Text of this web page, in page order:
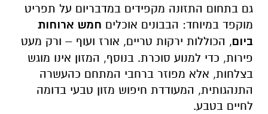
גם בתחום התזונה מקפידים במדבריום על תפריט
מוקפד במיוחד: הבבונים אוכלים חמש ארוחות
ביום, הכוללות ירקות טריים, אורז ועוף – ורק מעט
פירות, כדי למנוע סוכרת. בנוסף, המזון אינו מוגש
בצלחות, אלא מפוזר ברחבי המתחם כהעשרה
התנהגותית, המעודדת חיפוש מזון טבעי בדומה
לחיים בטבע.